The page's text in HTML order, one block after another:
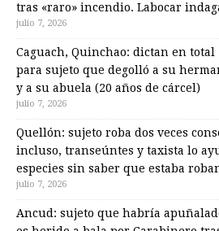
tras «raro» incendio. Labocar
julio 7, 2026
Caguach, Quinchao: dictan en total
para sujeto que degolló a su
y a su abuela (20 años de cárcel)
julio 7, 2026
Quellón: sujeto roba dos veces
incluso, transeúntes y taxista lo
especies sin saber que estaba
julio 7, 2026
Ancud: sujeto que habría